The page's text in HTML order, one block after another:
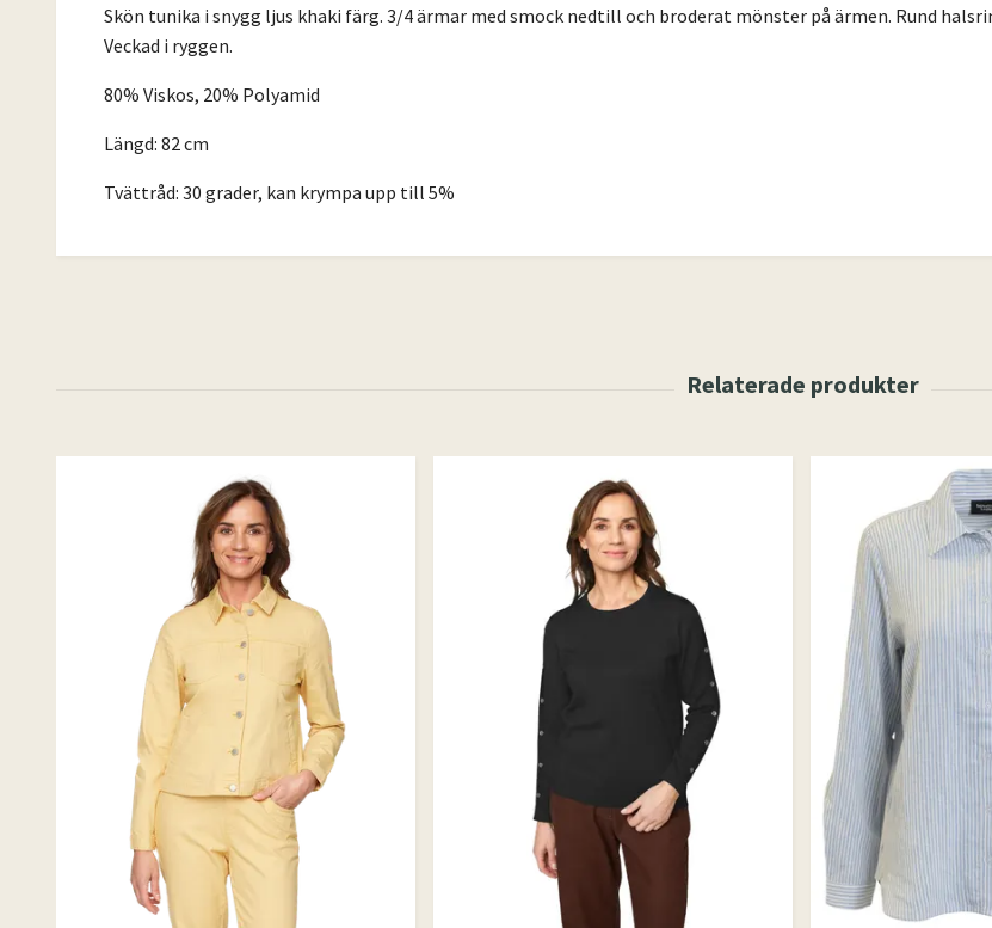
Skön tunika i snygg ljus khaki färg. 3/4 ärmar med smock nedtill och broderat mönster på ärmen. Rund
Veckad i ryggen.
80% Viskos, 20% Polyamid
Längd: 82 cm
Tvättråd: 30 grader, kan krympa upp till 5%